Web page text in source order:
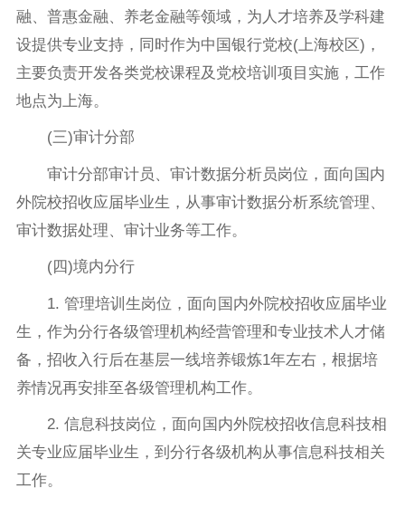
融、普惠金融、养老金融等领域，为人才培养及学科建
设提供专业支持，同时作为中国银行党校(上海校区)，
主要负责开发各类党校课程及党校培训项目实施，工作
地点为上海。
(三)审计分部
审计分部审计员、审计数据分析员岗位，面向国内
外院校招收应届毕业生，从事审计数据分析系统管理、
审计数据处理、审计业务等工作。
(四)境内分行
1. 管理培训生岗位，面向国内外院校招收应届毕业
生，作为分行各级管理机构经营管理和专业技术人才储
备，招收入行后在基层一线培养锻炼1年左右，根据培
养情况再安排至各级管理机构工作。
2. 信息科技岗位，面向国内外院校招收信息科技相
关专业应届毕业生，到分行各级机构从事信息科技相关
工作。